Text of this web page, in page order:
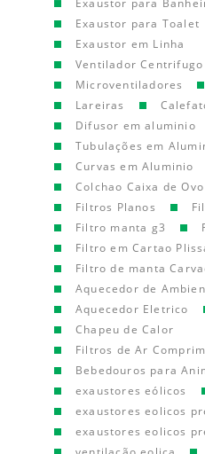
Exaustor para
Exaustor para Toalet
Exaustor em Linha
Ventilador Centrifugo
Microventiladores
Lareiras
Difusor em aluminio
Tubulações em
Curvas em Aluminio
Colchao Caixa de Ovo
Filtros Planos
Filtro manta g3
Filtro em Cartao
Filtro de manta
Aquecedor de
Aquecedor Eletrico
Chapeu de Calor
Filtros de Ar
Bebedouros para
exaustores eólicos
exaustores eolicos
exaustores eolicos